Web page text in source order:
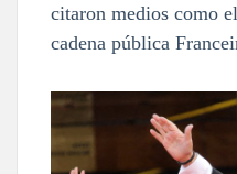
citaron medios como
cadena pública